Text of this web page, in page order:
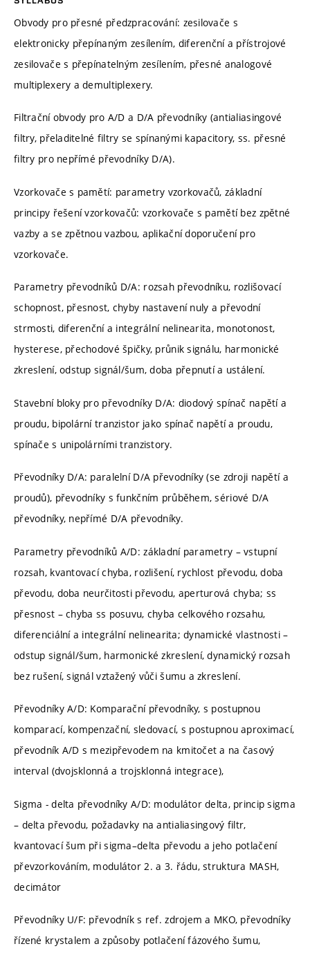
Obvody pro přesné předzpracování: zesilovače s
elektronicky přepínaným zesílením, diferenční a přístrojové
zesilovače s přepínatelným zesílením, přesné analogové
multiplexery a demultiplexery.
Filtrační obvody pro A/D a D/A převodníky (antialiasingové
filtry, přeladitelné filtry se spínanými kapacitory, ss. přesné
filtry pro nepřímé převodníky D/A).
Vzorkovače s pamětí: parametry vzorkovačů, základní
principy řešení vzorkovačů: vzorkovače s pamětí bez zpětné
vazby a se zpětnou vazbou, aplikační doporučení pro
vzorkovače.
Parametry převodníků D/A: rozsah převodníku, rozlišovací
schopnost, přesnost, chyby nastavení nuly a převodní
strmosti, diferenční a integrální nelinearita, monotonost,
hysterese, přechodové špičky, průnik signálu, harmonické
zkreslení, odstup signál/šum, doba přepnutí a ustálení.
Stavební bloky pro převodníky D/A: diodový spínač napětí a
proudu, bipolární tranzistor jako spínač napětí a proudu,
spínače s unipolárními tranzistory.
Převodníky D/A: paralelní D/A převodníky (se zdroji napětí a
proudů), převodníky s funkčním průběhem, sériové D/A
převodníky, nepřímé D/A převodníky.
Parametry převodníků A/D: základní parametry – vstupní
rozsah, kvantovací chyba, rozlišení, rychlost převodu, doba
převodu, doba neurčitosti převodu, aperturová chyba; ss
přesnost – chyba ss posuvu, chyba celkového rozsahu,
diferenciální a integrální nelinearita; dynamické vlastnosti –
odstup signál/šum, harmonické zkreslení, dynamický rozsah
bez rušení, signál vztažený vůči šumu a zkreslení.
Převodníky A/D: Komparační převodníky, s postupnou
komparací, kompenzační, sledovací, s postupnou aproximací,
převodník A/D s mezipřevodem na kmitočet a na časový
interval (dvojsklonná a trojsklonná integrace),
Sigma - delta převodníky A/D: modulátor delta, princip sigma
– delta převodu, požadavky na antialiasingový filtr,
kvantovací šum při sigma–delta převodu a jeho potlačení
převzorkováním, modulátor 2. a 3. řádu, struktura MASH,
decimátor
Převodníky U/F: převodník s ref. zdrojem a MKO, převodníky
řízené krystalem a způsoby potlačení fázového šumu,